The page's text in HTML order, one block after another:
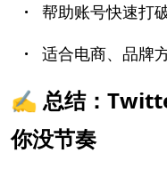
·
帮助账号快速打
· 适合电商、品牌
✍️ 总结：
你没节奏